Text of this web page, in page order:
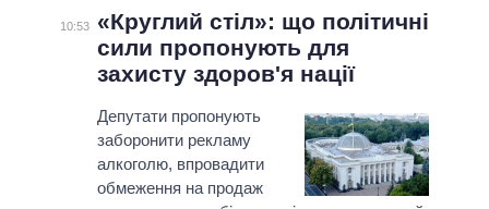
10:53
«Круглий стіл»: що політичні
сили пропонують для
захисту здоров'я нації
Депутати пропонують
заборонити рекламу
алкоголю, впровадити
обмеження на продаж